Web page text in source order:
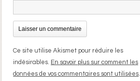
Ce site utilise Akismet pour réduire les
indésirables. En savoir plus sur comment les
données de vos commentaires sont utilisées.